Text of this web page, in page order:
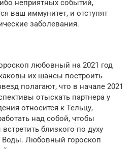
неприятных событий,
ваш иммунитет, и отступят
заболевания.
любовный на 2021 год
их шансы построить
полагают, что в начале 2021
отыскать партнера у
относится к Тельцу,
над собой, чтобы
близкого по духу
Воды. Любовный гороскоп